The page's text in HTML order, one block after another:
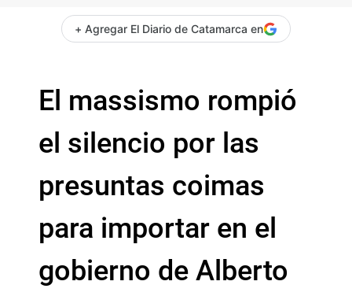
+ Agregar El Diario de Catamarca en
El massismo rompió
el silencio por las
presuntas coimas
para importar en el
gobierno de Alberto